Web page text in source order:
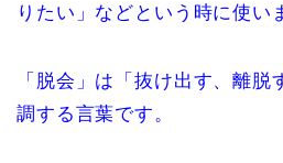
りたい」などという時に使い
「脱会」は「抜け出す、離脱
調する言葉です。